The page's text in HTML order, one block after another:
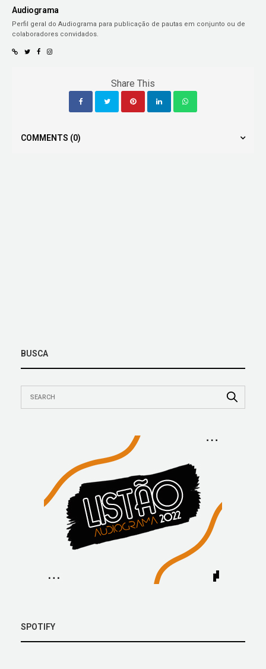
Audiograma
Perfil geral do Audiograma para publicação de pautas em conjunto ou de
colaboradores convidados.
Share This
COMMENTS (0)
BUSCA
SPOTIFY